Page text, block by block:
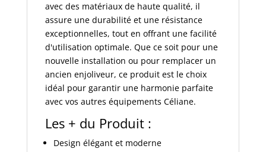
avec des matériaux de haute qualité, il
assure une durabilité et une résistance
exceptionnelles, tout en offrant une facilité
d'utilisation optimale. Que ce soit pour une
nouvelle installation ou pour remplacer un
ancien enjoliveur, ce produit est le choix
idéal pour garantir une harmonie parfaite
avec vos autres équipements Céliane.
Les + du Produit :
Design élégant et moderne